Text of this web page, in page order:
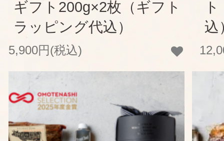
ギフト200g×2枚（ギフト
ラッピング代込）
5,900円(税込)
込